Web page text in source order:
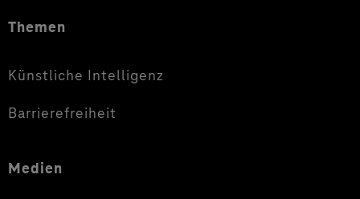
Themen
Künstliche Intelligenz
Barrierefreiheit
Medien